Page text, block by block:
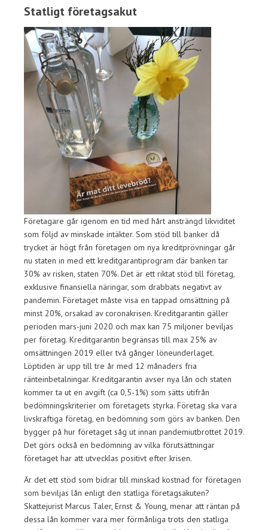
Statligt företagsakut
Företagare går igenom en tid med hårt ansträngd likviditet
som följd av minskade intäkter. Som stöd till banker då
trycket är högt från företagen om nya kreditprövningar går
nu staten in med ett kreditgarantiprogram där banken tar
30% av risken, staten 70%. Det är ett riktat stöd till företag,
exklusive finansiella näringar, som drabbats negativt av
pandemin. Företaget måste visa en tappad omsättning på
minst 20%, orsakad av coronakrisen. Kreditgarantin gäller
perioden mars-juni 2020 och max kan 75 miljoner beviljas
per företag. Kreditgarantin begränsas till max 25% av
omsättningen 2019 eller två gånger löneunderlaget.
Löptiden är upp till tre år med 12 månaders fria
ränteinbetalningar. Kreditgarantin avser nya lån och staten
kommer ta ut en avgift (ca 0,5-1%) som sätts utifrån
bedömningskriterier om företagets styrka. Företag ska vara
livskraftiga företag, en bedömning som görs av banken. Den
bygger på hur företaget såg ut innan pandemiutbrottet 2019.
Det görs också en bedömning av vilka förutsättningar
företaget har att utvecklas positivt efter krisen.
Är det ett stöd som bidrar till minskad kostnad för företagen
som beviljas lån enligt den statliga företagsakuten?
Skattejurist Marcus Taler, Ernst & Young, menar att räntan på
dessa lån kommer vara mer förmånliga trots den statliga